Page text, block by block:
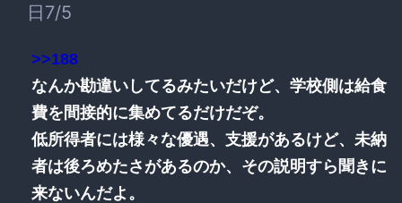
日7/5
>>188
なんか勘違いしてるみたいだけど、学校側は給食
費を間接的に集めてるだけだぞ。
低所得者には様々な優遇、支援があるけど、未納
者は後ろめたさがあるのか、その説明すら聞きに
来ないんだよ。